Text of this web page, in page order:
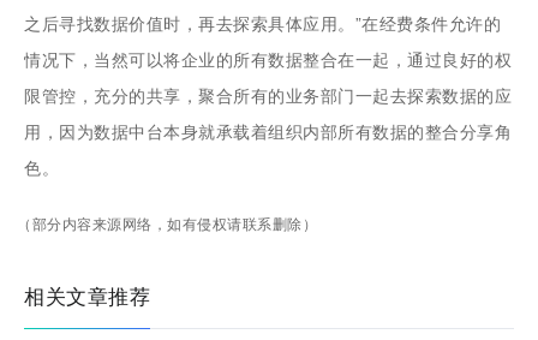
之后寻找数据价值时，再去探索具体应用。”在经费条件允许的
情况下，当然可以将企业的所有数据整合在一起，通过良好的权
限管控，充分的共享，聚合所有的业务部门一起去探索数据的应
用，因为数据中台本身就承载着组织内部所有数据的整合分享角
色。
（部分内容来源网络，如有侵权请联系删除）
相关文章推荐